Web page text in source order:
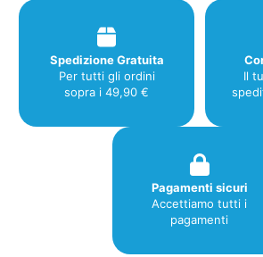
Spedizione Gratuita
Per tutti gli ordini
sopra i 49,90 €
Il
Pagamenti sicuri
Accettiamo tutti i
pagamenti